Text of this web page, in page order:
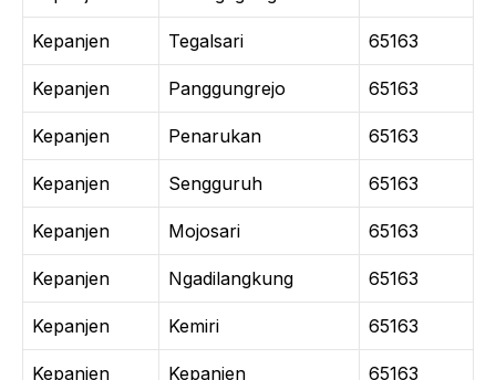
Kepanjen Tegalsari 65163
Kepanjen Panggungrejo 65163
Kepanjen Penarukan 65163
Kepanjen Sengguruh 65163
Kepanjen Mojosari 65163
Kepanjen Ngadilangkung 65163
Kepanjen Kemiri 65163
Kepanjen Kepanjen 65163